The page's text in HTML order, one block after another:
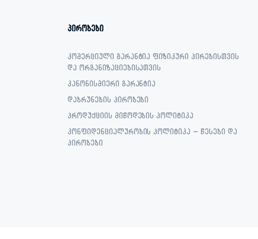
პირობები
კომერციული გარანტია ფიზიკური პირებისთვის
და ორგანიზაციებისათვის
კანონისმიერი გარანტია
დაბრუნების პირობები
პროდუქციის მიწოდების პოლიტიკა
კონფიდენციალურობის პოლიტიკა – წესები და
პირობები